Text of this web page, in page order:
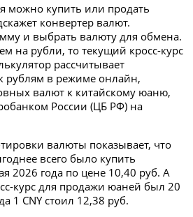
можно купить или продать
конвертер валют.
и выбрать валюту для обмена.
на рубли, то текущий кросс-курс
рассчитывает
рублям в режиме онлайн,
валют к китайскому юаню,
России (ЦБ РФ) на
валюты показывает, что
всего было купить
2026 года по цене 10,40 руб. А
курс для продажи юаней был 20
1 CNY стоил 12,38 руб.